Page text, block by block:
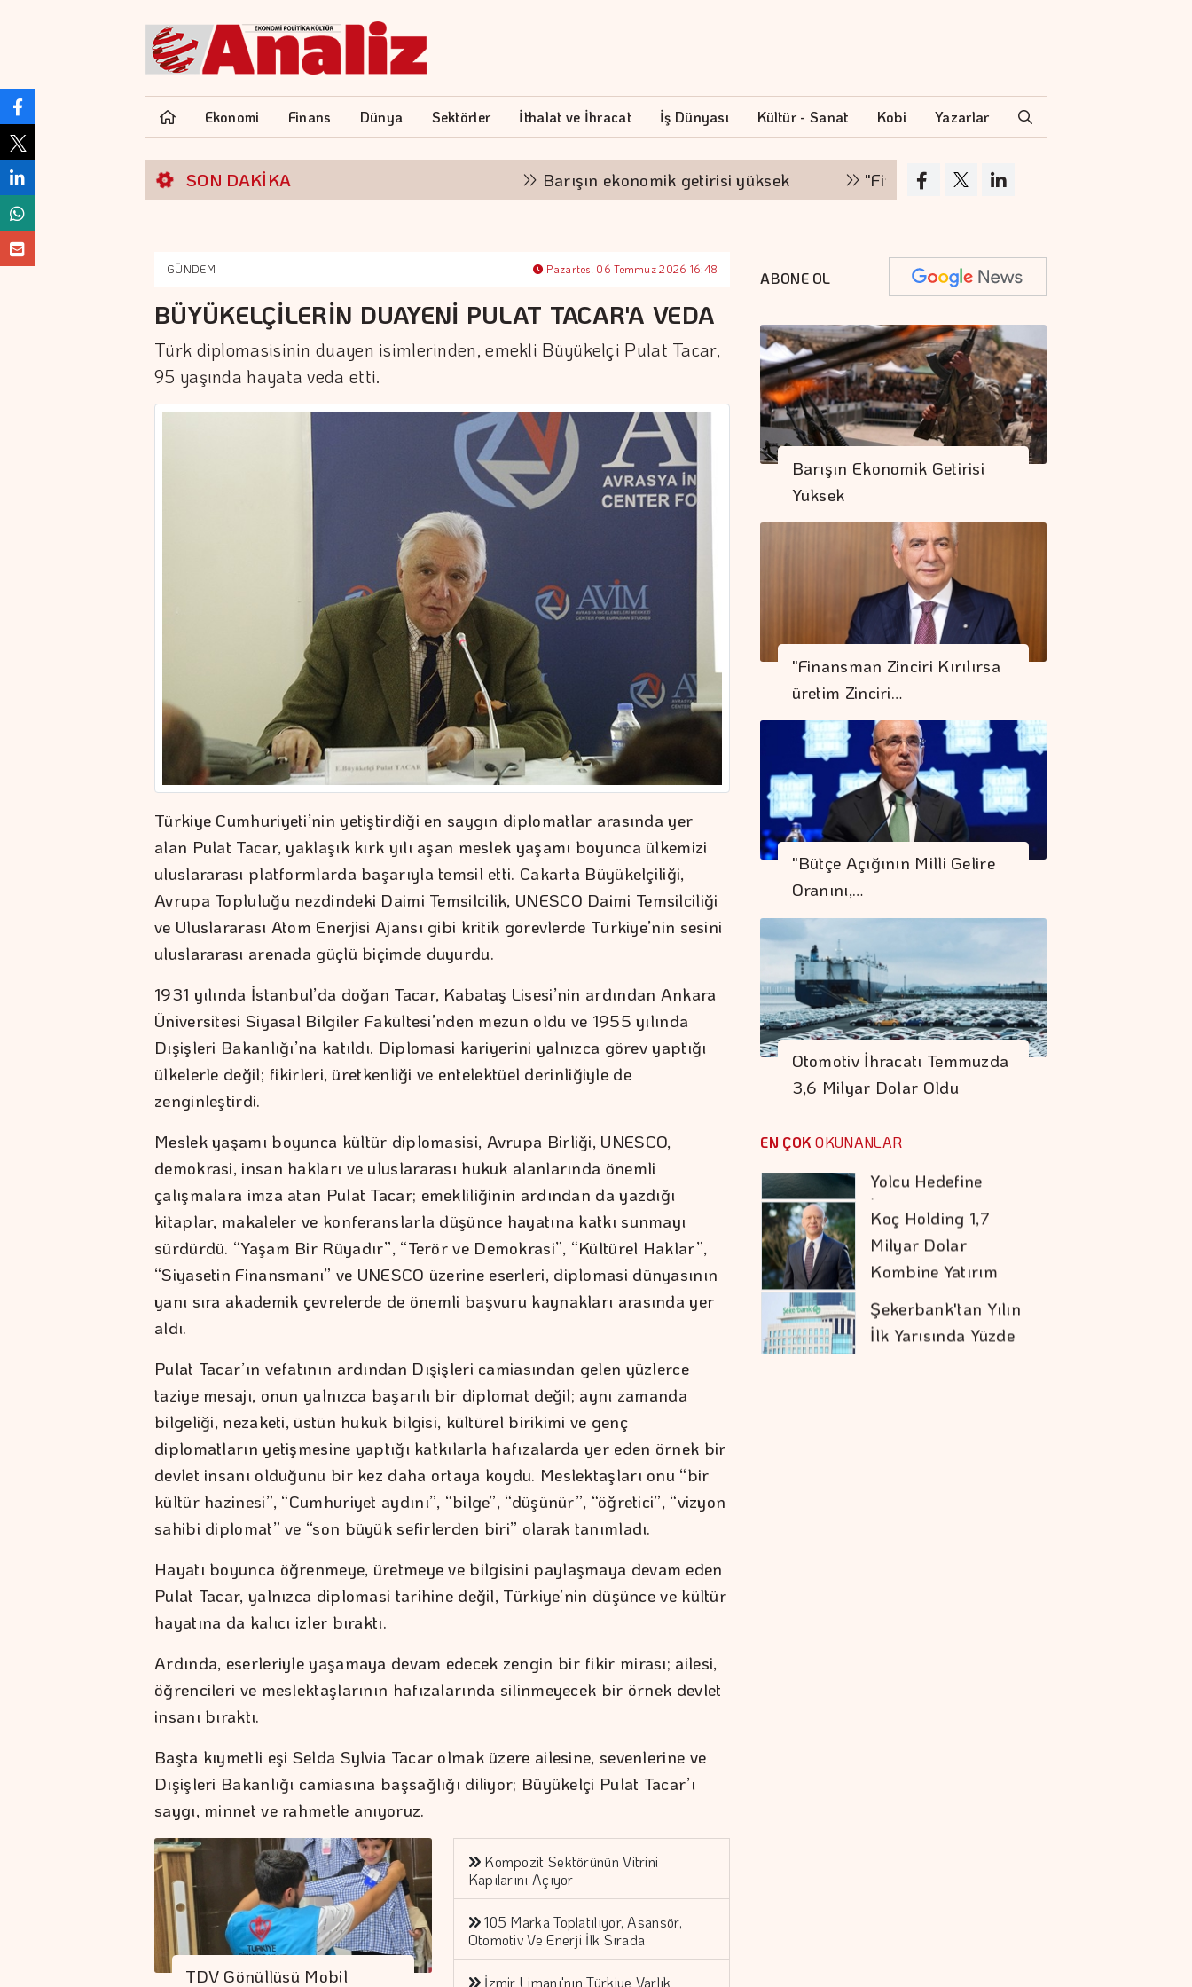
Ekonomi Finans Dünya Sektörler İthalat ve İhracat İş Dünyası Kültür - Sanat Kobi Yazarlar
SON DAKİKA Barışın ekonomik getirisi yüksek "Finansman zinciri kırılırsa üretim zinciri de
GÜNDEM Pazartesi 06 Temmuz 2026 16:48
BÜYÜKELÇİLERİN DUAYENİ PULAT TACAR'A VEDA
Türk diplomasisinin duayen isimlerinden, emekli Büyükelçi Pulat Tacar,
95 yaşında hayata veda etti.
Türkiye Cumhuriyeti’nin yetiştirdiği en saygın diplomatlar arasında yer
alan Pulat Tacar, yaklaşık kırk yılı aşan meslek yaşamı boyunca ülkemizi
uluslararası platformlarda başarıyla temsil etti. Cakarta Büyükelçiliği,
Avrupa Topluluğu nezdindeki Daimi Temsilcilik, UNESCO Daimi Temsilciliği
ve Uluslararası Atom Enerjisi Ajansı gibi kritik görevlerde Türkiye’nin sesini
uluslararası arenada güçlü biçimde duyurdu.
1931 yılında İstanbul’da doğan Tacar, Kabataş Lisesi’nin ardından Ankara
Üniversitesi Siyasal Bilgiler Fakültesi’nden mezun oldu ve 1955 yılında
Dışişleri Bakanlığı’na katıldı. Diplomasi kariyerini yalnızca görev yaptığı
ülkelerle değil; fikirleri, üretkenliği ve entelektüel derinliğiyle de
zenginleştirdi.
Meslek yaşamı boyunca kültür diplomasisi, Avrupa Birliği, UNESCO,
demokrasi, insan hakları ve uluslararası hukuk alanlarında önemli
çalışmalara imza atan Pulat Tacar; emekliliğinin ardından da yazdığı
kitaplar, makaleler ve konferanslarla düşünce hayatına katkı sunmayı
sürdürdü. “Yaşam Bir Rüyadır”, “Terör ve Demokrasi”, “Kültürel Haklar”,
“Siyasetin Finansmanı” ve UNESCO üzerine eserleri, diplomasi dünyasının
yanı sıra akademik çevrelerde de önemli başvuru kaynakları arasında yer
aldı.
Pulat Tacar’ın vefatının ardından Dışişleri camiasından gelen yüzlerce
taziye mesajı, onun yalnızca başarılı bir diplomat değil; aynı zamanda
bilgeliği, nezaketi, üstün hukuk bilgisi, kültürel birikimi ve genç
diplomatların yetişmesine yaptığı katkılarla hafızalarda yer eden örnek bir
devlet insanı olduğunu bir kez daha ortaya koydu. Meslektaşları onu “bir
kültür hazinesi”, “Cumhuriyet aydını”, “bilge”, “düşünür”, “öğretici”, “vizyon
sahibi diplomat” ve “son büyük sefirlerden biri” olarak tanımladı.
Hayatı boyunca öğrenmeye, üretmeye ve bilgisini paylaşmaya devam eden
Pulat Tacar, yalnızca diplomasi tarihine değil, Türkiye’nin düşünce ve kültür
hayatına da kalıcı izler bıraktı.
Ardında, eserleriyle yaşamaya devam edecek zengin bir fikir mirası; ailesi,
öğrencileri ve meslektaşlarının hafızalarında silinmeyecek bir örnek devlet
insanı bıraktı.
Başta kıymetli eşi Selda Sylvia Tacar olmak üzere ailesine, sevenlerine ve
Dışişleri Bakanlığı camiasına başsağlığı diliyor; Büyükelçi Pulat Tacar’ı
saygı, minnet ve rahmetle anıyoruz.
TDV Gönüllüsü Mobil
Kompozit Sektörünün Vitrini
Kapılarını Açıyor
105 Marka Toplatılıyor, Asansör,
Otomotiv Ve Enerji İlk Sırada
İzmir Limanı'nın Türkiye Varlık
ABONE OL
Barışın Ekonomik Getirisi
Yüksek
"Finansman Zinciri Kırılırsa
üretim Zinciri…
"Bütçe Açığının Milli Gelire
Oranını,…
Otomotiv İhracatı Temmuzda
3,6 Milyar Dolar Oldu
EN ÇOK OKUNANLAR
Rezervler 1 Milyar
842 Milyon Dolar
Yurt Dışında
Milyon Dolarlık
Hisse Senedi Aldı
İstanbul Kruvaziyer
Turizminde 1 Milyon
Yolcu Hedefine
İlerliyor
Koç Holding 1,7
Kombine Yatırım
Yaptı
Şekerbank'tan Yılın
İlk Yarısında Yüzde
32 Büyüme
COP31 Süreci, İş
Dünyası İçin
Stratejik Bir Eşiktir